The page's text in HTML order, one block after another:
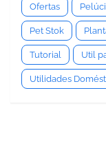
Ofertas
Pet Stok
Tutorial Util
Utilidades